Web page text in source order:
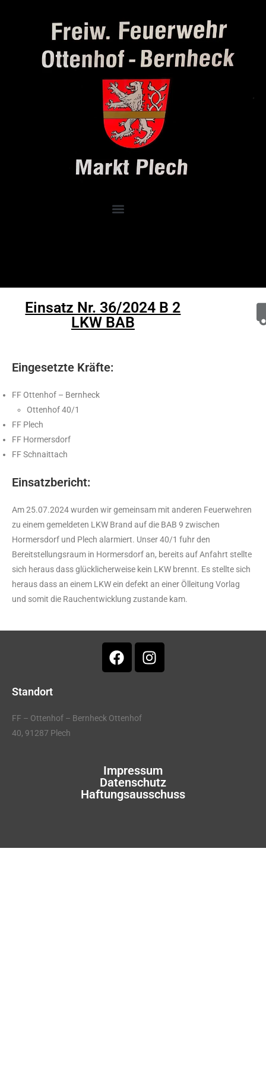
Einsatz Nr. 36/2024 B 2
LKW BAB
Eingesetzte Kräfte:
FF Ottenhof – Bernheck
Ottenhof 40/1
FF Plech
FF Hormersdorf
FF Schnaittach
Einsatzbericht:
Am 25.07.2024 wurden wir gemeinsam mit anderen Feuerwehren
zu einem gemeldeten LKW Brand auf die BAB 9 zwischen
Hormersdorf und Plech alarmiert. Unser 40/1 fuhr den
Bereitstellungsraum in Hormersdorf an, bereits auf Anfahrt stellte
sich heraus dass glücklicherweise kein LKW brennt. Es stellte sich
heraus dass an einem LKW ein defekt an einer Ölleitung Vorlag
und somit die Rauchentwicklung zustande kam.
Standort
FF – Ottenhof – Bernheck Ottenhof
40, 91287 Plech
Impressum
Datenschutz
Haftungsausschuss